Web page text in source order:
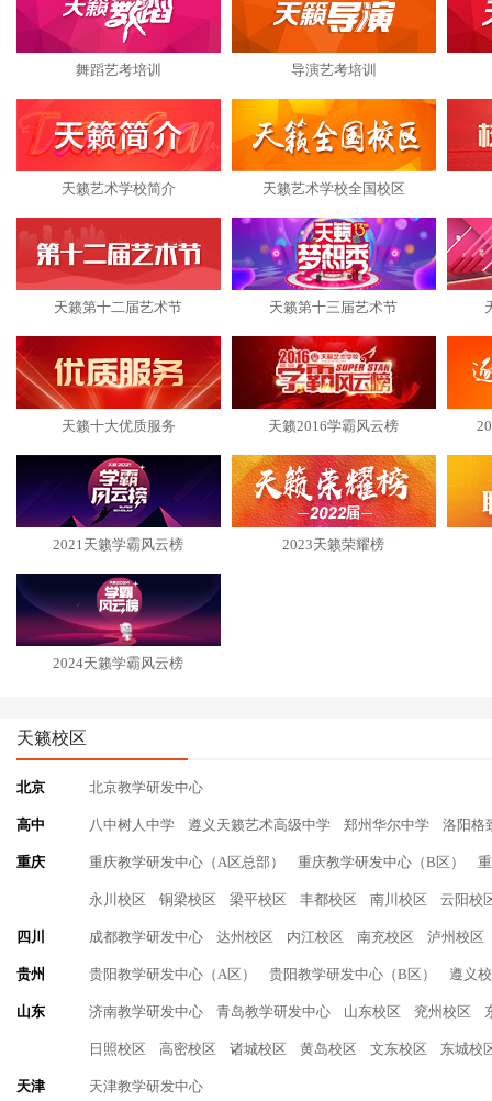
舞蹈艺考培训 导演艺考培训
天籁艺术学校简介 天籁艺术学校全国校区
天籁第十二届艺术节 天籁第十三届艺术节
天籁十大优质服务 天籁2016学霸风云榜
2021天籁学霸风云榜 2023天籁荣耀榜
2024天籁学霸风云榜
天籁校区
北京 北京教学研发中心
高中 八中树人中学 遵义天籁艺术高级中学 郑州华尔中学 洛阳格
重庆 重庆教学研发中心（A区总部） 重庆教学研发中心（B区）
永川校区 铜梁校区 梁平校区 丰都校区 南川校区 云阳校
四川 成都教学研发中心 达州校区 内江校区 南充校区 泸州校区
贵州 贵阳教学研发中心（A区） 贵阳教学研发中心（B区） 遵义
山东 济南教学研发中心 青岛教学研发中心 山东校区 兖州校区
日照校区 高密校区 诸城校区 黄岛校区 文东校区 东城校
天津 天津教学研发中心